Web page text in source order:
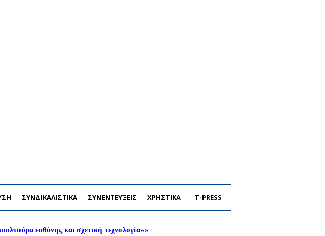
ΣΥΝΔΙΚΑΛΙΣΤΙΚΑ ΣΥΝΕΝΤΕΥΞΕΙΣ ΧΡΗΣΤΙΚΑ T-PRESS
ευθύνης και σχετική τεχνολογία»»